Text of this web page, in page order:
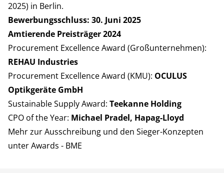
2025) in Berlin.
Bewerbungsschluss: 30. Juni 2025
Amtierende Preisträger 2024
Procurement Excellence Award (Großunternehmen):
REHAU Industries
Procurement Excellence Award (KMU): OCULUS
Optikgeräte GmbH
Sustainable Supply Award: Teekanne Holding
CPO of the Year: Michael Pradel, Hapag-Lloyd
Mehr zur Ausschreibung und den Sieger-Konzepten
unterAwards - BME